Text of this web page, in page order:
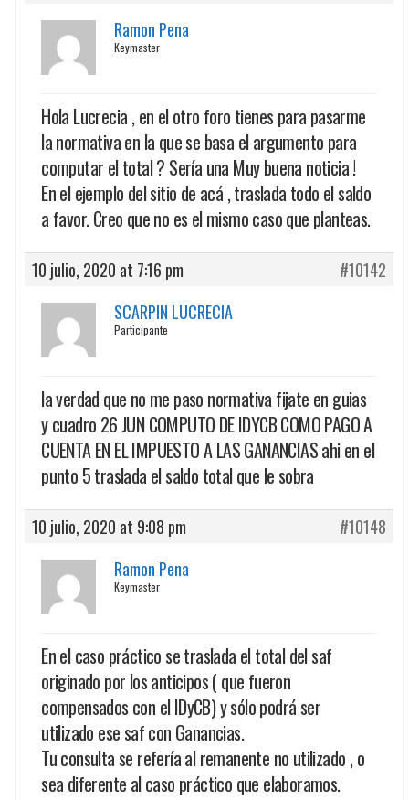
Ramon Pena
Keymaster
Hola Lucrecia , en el otro foro tienes para pasarme
la normativa en la que se basa el argumento para
computar el total ? Sería una Muy buena noticia !
En el ejemplo del sitio de acá , traslada todo el saldo
a favor. Creo que no es el mismo caso que planteas.
10 julio, 2020 at 7:16 pm
#10142
SCARPIN LUCRECIA
Participante
la verdad que no me paso normativa fijate en guias
y cuadro 26 JUN COMPUTO DE IDYCB COMO PAGO A
CUENTA EN EL IMPUESTO A LAS GANANCIAS ahi en el
punto 5 traslada el saldo total que le sobra
10 julio, 2020 at 9:08 pm
#10148
Ramon Pena
Keymaster
En el caso práctico se traslada el total del saf
originado por los anticipos ( que fueron
compensados con el IDyCB) y sólo podrá ser
utilizado ese saf con Ganancias.
Tu consulta se refería al remanente no utilizado , o
sea diferente al caso práctico que elaboramos.